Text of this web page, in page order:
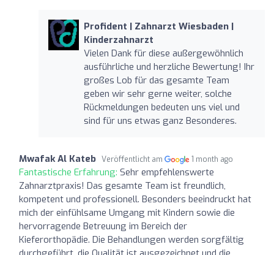
Profident | Zahnarzt Wiesbaden |
Kinderzahnarzt
Vielen Dank für diese außergewöhnlich
ausführliche und herzliche Bewertung! Ihr
großes Lob für das gesamte Team
geben wir sehr gerne weiter, solche
Rückmeldungen bedeuten uns viel und
sind für uns etwas ganz Besonderes.
Mwafak Al Kateb Veröffentlicht am 1 month ago
Fantastische Erfahrung: Sehr empfehlenswerte
Zahnarztpraxis! Das gesamte Team ist freundlich,
kompetent und professionell. Besonders beeindruckt hat
mich der einfühlsame Umgang mit Kindern sowie die
hervorragende Betreuung im Bereich der
Kieferorthopädie. Die Behandlungen werden sorgfältig